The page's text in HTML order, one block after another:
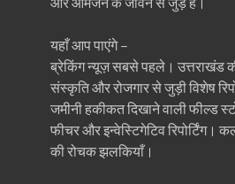
यहाँ आप पाएंगे –
ब्रेकिंग न्यूज़ सबसे पहले। उत्तराखंड की
संस्कृति और रोजगार से जुड़ी विशेष
जमीनी हकीकत दिखाने वाली फील्ड
फीचर और इन्वेस्टिगेटिव रिपोर्टिंग।
की रोचक झलकियाँ।